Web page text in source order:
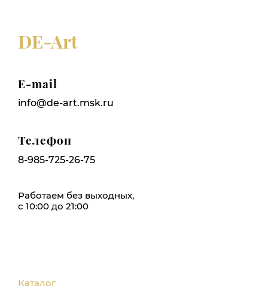
DE-Art
E-mail
info@de-art.msk.ru
Телефон
8-985-725-26-75
Работаем без выходных,
с 10:00 до 21:00
Каталог